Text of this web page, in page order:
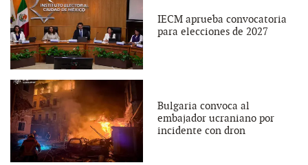
IECM aprueba convocatoria
para elecciones de 2027
Bulgaria convoca al
embajador ucraniano por
incidente con dron